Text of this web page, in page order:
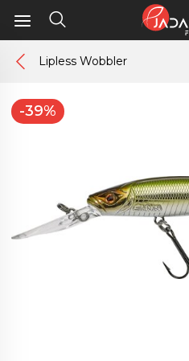
Lipless Wobbler
-39%